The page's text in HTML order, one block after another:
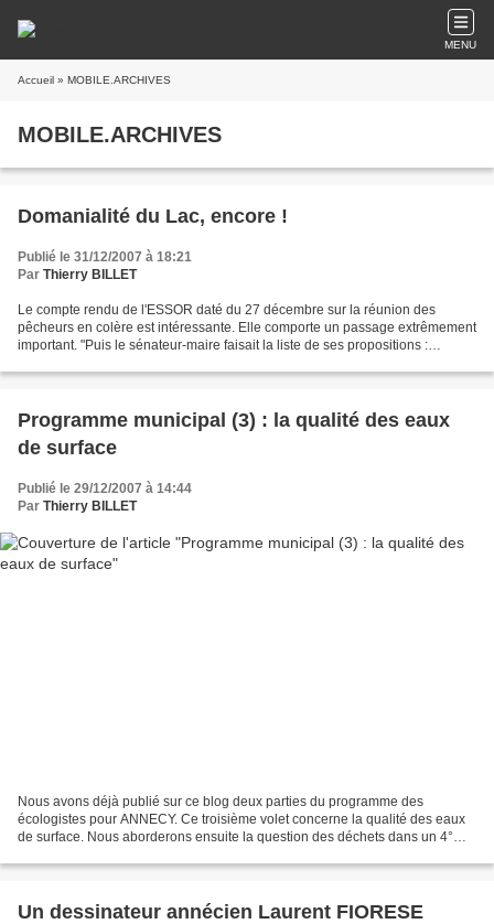
MENU
Accueil » MOBILE.ARCHIVES
MOBILE.ARCHIVES
Domanialité du Lac, encore !
Publié le 31/12/2007 à 18:21
Par Thierry BILLET
Le compte rendu de l'ESSOR daté du 27 décembre sur la réunion des
pêcheurs en colère est intéressante. Elle comporte un passage extrêmement
important. "Puis le sénateur-maire faisait la liste de ses propositions :
Programme municipal (3) : la qualité des eaux
de surface
Publié le 29/12/2007 à 14:44
Par Thierry BILLET
Nous avons déjà publié sur ce blog deux parties du programme des
écologistes pour ANNECY. Ce troisième volet concerne la qualité des eaux
de surface. Nous aborderons ensuite la question des déchets dans un 4°
Un dessinateur annécien Laurent FIORESE